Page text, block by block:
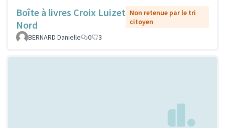
Boîte à livres Croix Luizet
Nord
Non retenue par le tri
citoyen
BERNARD Danielle
0 3